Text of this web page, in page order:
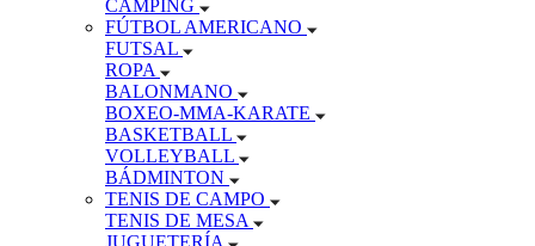
CAMPING
FÚTBOL AMERICANO
FUTSAL
ROPA
BALONMANO
BOXEO-MMA-KARATE
BASKETBALL
VOLLEYBALL
BÁDMINTON
TENIS DE CAMPO
TENIS DE MESA
JUGUETERÍA